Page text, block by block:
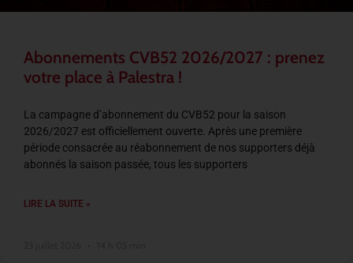
Abonnements CVB52 2026/2027 : prenez
votre place à Palestra !
La campagne d’abonnement du CVB52 pour la saison
2026/2027 est officiellement ouverte. Après une première
période consacrée au réabonnement de nos supporters déjà
abonnés la saison passée, tous les supporters
LIRE LA SUITE »